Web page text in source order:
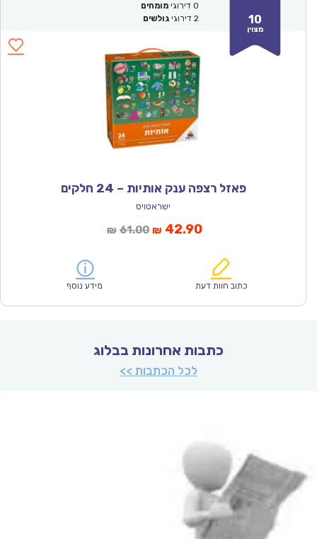
10
מצוין
0 דירוגי מומחים
2 דירוגי גולשים
פאזל רצפה ענק אותיות – 24 חלקים
ישראטויס
₪ 61.00המחיר
₪61.00.
₪ 42.90המחיר
הוא:
כתוב חוות דעת מידע נוסף
כתבות אחרונות בבלוג
לכל הכתבות >>